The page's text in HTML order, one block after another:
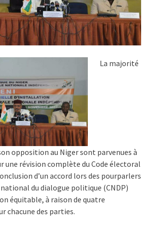
La majorité
opposition au Niger sont parvenues à
une révision complète du Code électoral
d’un accord lors des pourparlers
du dialogue politique (CNDP)
équitable, à raison de quatre
chacune des parties.